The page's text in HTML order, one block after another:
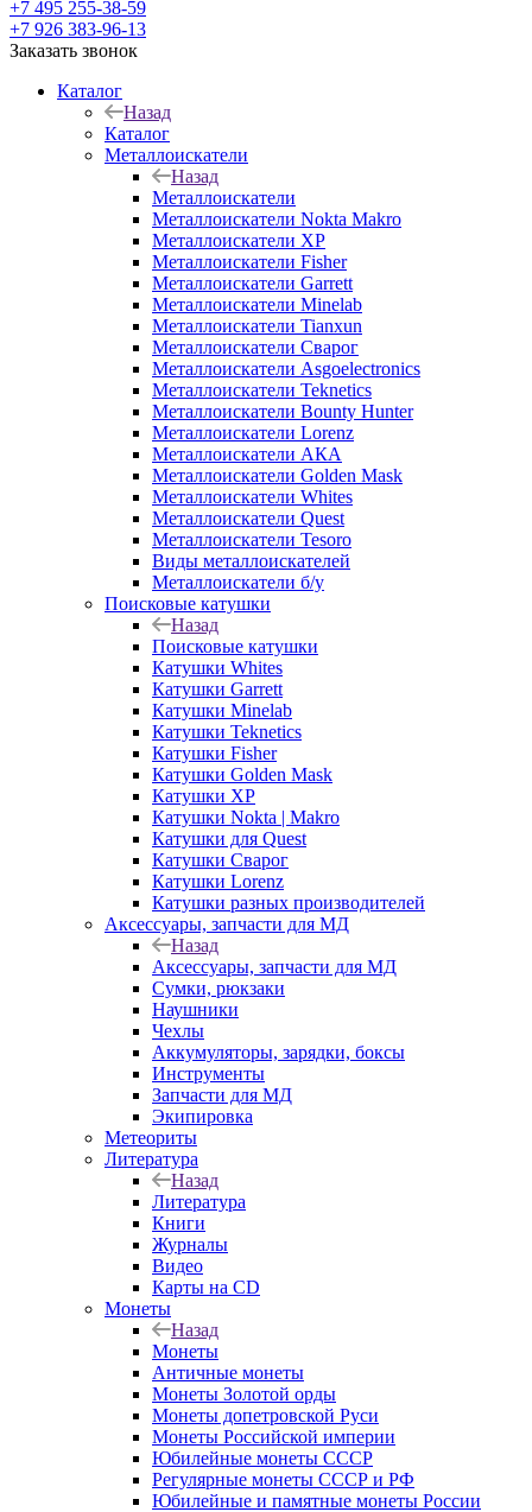
+7 495 255-38-59
+7 926 383-96-13
Заказать звонок
Каталог
Назад
Каталог
Металлоискатели
Назад
Металлоискатели
Металлоискатели Nokta Makro
Металлоискатели XP
Металлоискатели Fisher
Металлоискатели Garrett
Металлоискатели Minelab
Металлоискатели Tianxun
Металлоискатели Сварог
Металлоискатели Asgoelectronics
Металлоискатели Teknetics
Металлоискатели Bounty Hunter
Металлоискатели Lorenz
Металлоискатели АКА
Металлоискатели Golden Mask
Металлоискатели Whites
Металлоискатели Quest
Металлоискатели Tesoro
Виды металлоискателей
Металлоискатели б/у
Поисковые катушки
Назад
Поисковые катушки
Катушки Whites
Катушки Garrett
Катушки Minelab
Катушки Teknetics
Катушки Fisher
Катушки Golden Mask
Катушки XP
Катушки Nokta | Makro
Катушки для Quest
Катушки Сварог
Катушки Lorenz
Катушки разных производителей
Аксессуары, запчасти для МД
Назад
Аксессуары, запчасти для МД
Сумки, рюкзаки
Наушники
Чехлы
Аккумуляторы, зарядки, боксы
Инструменты
Запчасти для МД
Экипировка
Метеориты
Литература
Назад
Литература
Книги
Журналы
Видео
Карты на CD
Монеты
Назад
Монеты
Античные монеты
Монеты Золотой орды
Монеты допетровской Руси
Монеты Российской империи
Юбилейные монеты СССР
Регулярные монеты СССР и РФ
Юбилейные и памятные монеты России